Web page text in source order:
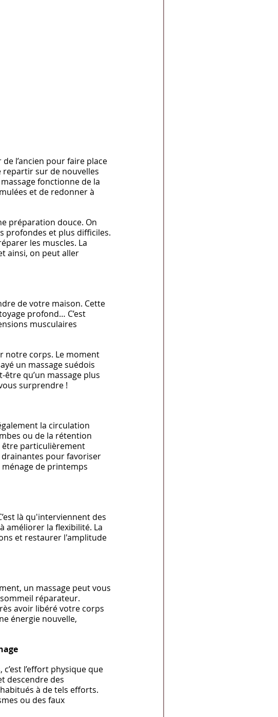
l’ancien pour faire place
repartir sur de nouvelles
fonctionne de la
et de redonner à
préparation douce. On
profondes et plus difficiles.
les muscles. La
ainsi, on peut aller
de votre maison. Cette
profond… C’est
musculaires
notre corps. Le moment
un massage suédois
qu’un massage plus
surprendre !
la circulation
ou de la rétention
être particulièrement
pour favoriser
de printemps
là qu'interviennent des
améliorer la flexibilité. La
et restaurer l'amplitude
un massage peut vous
réparateur.
avoir libéré votre corps
énergie nouvelle,
l’effort physique que
descendre des
à de tels efforts.
ou des faux